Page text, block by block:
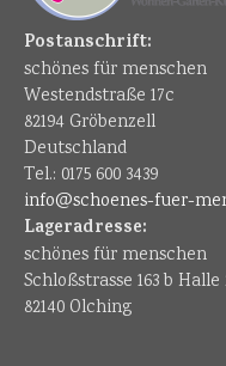
Postanschrift:
schönes für menschen
Westendstraße 17c
82194 Gröbenzell
Deutschland
Tel.: 0175 600 3439
info@schoenes-fuer-
Lageradresse:
schönes für menschen
Schloßstrasse 163 b Halle
82140 Olching